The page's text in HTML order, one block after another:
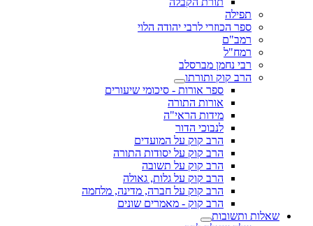
תפילה
ספר הכוזרי לרבי יהודה הלוי
רמב"ם
רמח"ל
רבי נחמן מברסלב
הרב קוק ותורתו
ספר אורות - סיכומי שיעורים
אורות התורה
מידות הראי"ה
לנבוכי הדור
הרב קוק על המועדים
הרב קוק על יסודות התורה
הרב קוק על תשובה
הרב קוק על גלות, גאולה
הרב קוק על חברה, מדינה, מלחמה
הרב קוק - מאמרים שונים
שאלות ותשובות